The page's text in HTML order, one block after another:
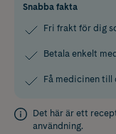
Snabba fakta
Fri frakt för dig
Betala enkelt
Få medicinen till
Det här är ett
användning.